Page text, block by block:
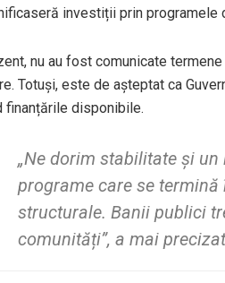
investiții prin programele
nu au fost comunicate
Totuși, este de așteptat ca
finanțările disponibile.
„Ne dorim stabilitate și
programe care se
structurale. Banii publici
comunități”, a mai